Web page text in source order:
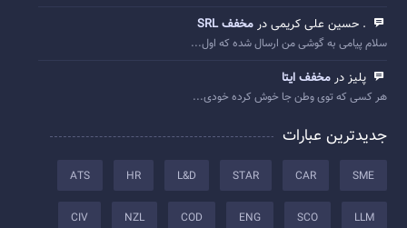
. حسین علی کریمی در مخفف SRL
سلام پیامی به گوشی من ارسال شده که اول...
پلیز در مخفف ایتا
هر کسی که توی وطن جا خوش کرده خودی...
جدیدترین عبارات
SME
CAR
STAR
L&D
HR
ATS
LLM
SCO
ENG
COD
NZL
CIV